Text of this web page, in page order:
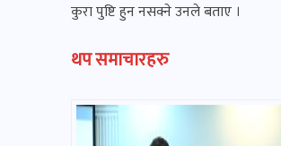
कुरा पुष्टि हुन नसक्ने उनले बताए ।
थप समाचारहरु